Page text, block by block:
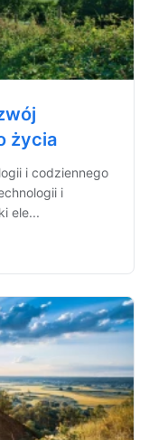
życia
i codziennego
i
ele...